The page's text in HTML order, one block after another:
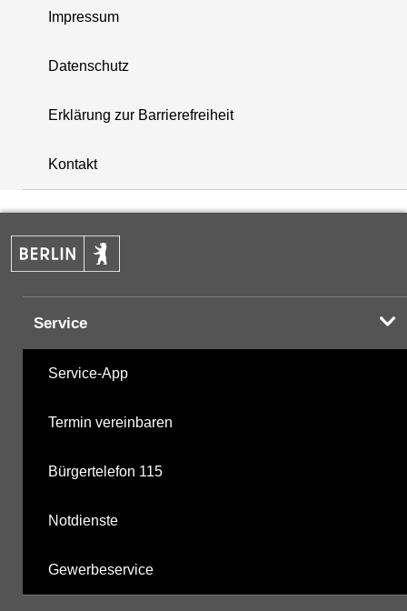
+
−
Impressum
Datenschutz
Erklärung zur Barrierefreiheit
Kontakt
Service
Service-App
Termin vereinbaren
Bürgertelefon 115
Notdienste
Gewerbeservice